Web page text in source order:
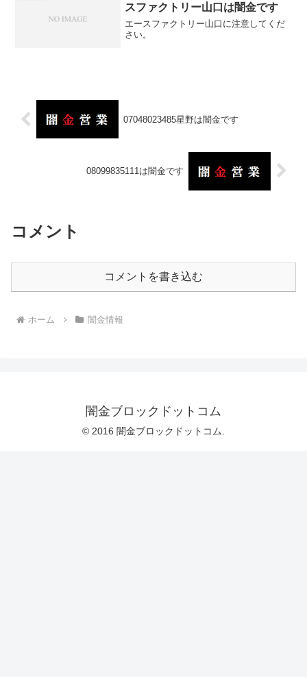
スファクトリー山口は闇金です
エースファクトリー山口に注意してくだ
さい。
07048023485星野は闇金です
08099835111は闇金です
コメント
コメントを書き込む
ホーム 闇金情報
闇金ブロックドットコム
© 2016 闇金ブロックドットコム.